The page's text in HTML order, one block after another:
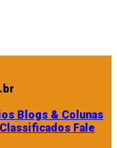
Blogs & Colunas
Classificados Fale